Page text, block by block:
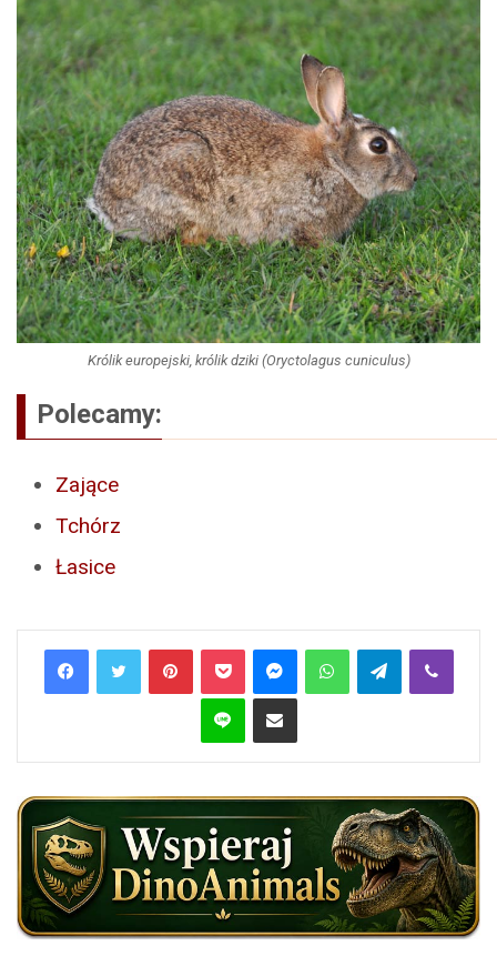
Królik europejski, królik dziki (Oryctolagus cuniculus)
Polecamy:
Zające
Tchórz
Łasice
PinterestPocket MessengerWhatsAppTelegramViber
Line Share via Email